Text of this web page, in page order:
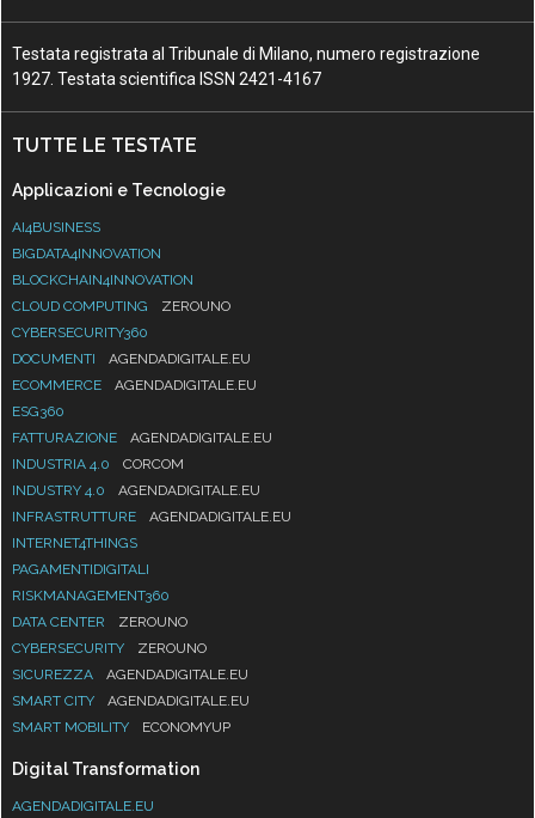
Testata registrata al Tribunale di Milano, numero registrazione
1927. Testata scientifica ISSN 2421-4167
TUTTE LE TESTATE
Applicazioni e Tecnologie
AI4BUSINESS
BIGDATA4INNOVATION
BLOCKCHAIN4INNOVATION
CLOUD COMPUTING
ZEROUNO
CYBERSECURITY360
DOCUMENTI
AGENDADIGITALE.EU
ECOMMERCE
AGENDADIGITALE.EU
ESG360
FATTURAZIONE
AGENDADIGITALE.EU
INDUSTRIA 4.0
CORCOM
INDUSTRY 4.0
AGENDADIGITALE.EU
INFRASTRUTTURE
AGENDADIGITALE.EU
INTERNET4THINGS
PAGAMENTIDIGITALI
RISKMANAGEMENT360
DATA CENTER
ZEROUNO
CYBERSECURITY
ZEROUNO
SICUREZZA
AGENDADIGITALE.EU
SMART CITY
AGENDADIGITALE.EU
SMART MOBILITY
ECONOMYUP
Digital Transformation
AGENDADIGITALE.EU